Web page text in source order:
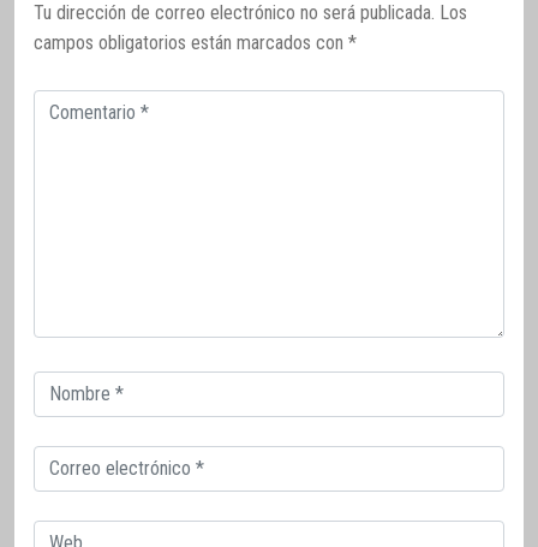
Tu dirección de correo electrónico no será publicada. Los
campos obligatorios están marcados con *
Comentario
Correo
electrónico
Correo
electrónico
Web